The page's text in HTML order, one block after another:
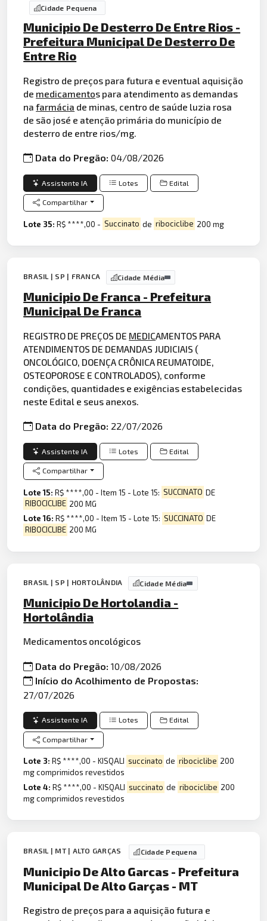
Cidade Pequena
Municipio De Desterro De Entre Rios -
Prefeitura Municipal De Desterro De
Entre Rio
Registro de preços para futura e eventual aquisição
de medicamentos para atendimento as demandas
nafarmácia de minas, centro de saúde luzia rosa
de são josé e atenção primária do município de
desterro de entre rios/mg.
Data do Pregão:04/08/2026
Assistente IA Lotes Edital
Compartilhar
Lote 35:R$ ****,00 - Succinato de ribociclibe 200 mg
BRASIL | SP | FRANCA Cidade Média
Municipio De Franca - Prefeitura
Municipal De Franca
REGISTRO DE PREÇOS DE MEDICAMENTOS PARA
ATENDIMENTOS DE DEMANDAS JUDICIAIS (
ONCOLÓGICO, DOENÇA CRÔNICA REUMATOIDE,
OSTEOPOROSE E CONTROLADOS), conforme
condições, quantidades e exigências estabelecidas
neste Edital e seus anexos.
Data do Pregão: 22/07/2026
Assistente IA Lotes Edital
Compartilhar
Lote 15:R$ ****,00 - Item 15 - Lote 15: SUCCINATO DE
RIBOCICLIBE 200 MG
Lote 16:R$ ****,00 - Item 15 - Lote 15: SUCCINATO DE
RIBOCICLIBE 200 MG
BRASIL | SP | HORTOLÂNDIA Cidade Média
Municipio De Hortolandia -
Hortolândia
Medicamentos oncológicos
Data do Pregão:10/08/2026
Início do Acolhimento de Propostas:
27/07/2026
Assistente IA Lotes Edital
Compartilhar
Lote 3:R$ ****,00 - KISQALI succinato de ribociclibe 200
mg comprimidos revestidos
Lote 4:R$ ****,00 - KISQALI succinato de ribociclibe 200
mg comprimidos revestidos
BRASIL | MT | ALTO GARÇAS Cidade Pequena
Municipio De Alto Garcas - Prefeitura
Municipal De Alto Garças - MT
Registro de preços para a aquisição futura e